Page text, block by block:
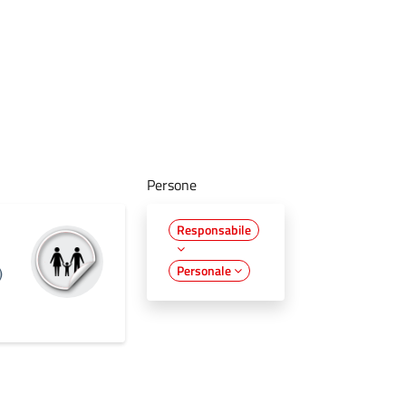
Persone
Responsabile
Personale